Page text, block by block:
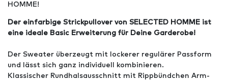
HOMME!
Der einfarbige Strickpullover von SELECTED HOMME ist
eine ideale Basic Erweiterung für Deine Garderobe!
Der Sweater überzeugt mit lockerer regulärer Passform
und lässt sich ganz individuell kombinieren.
Klassischer Rundhalsausschnitt mit Rippbündchen Arm-